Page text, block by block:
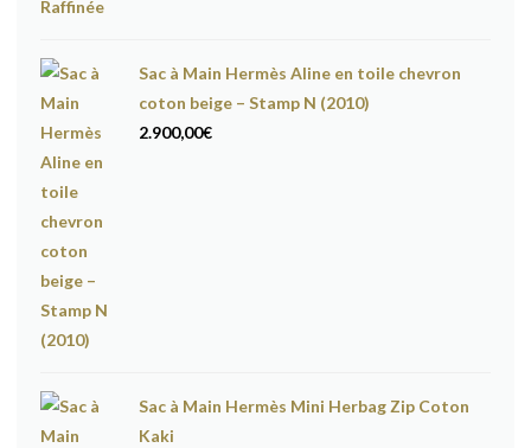
Sac à Main Hermès Aline en toile chevron
coton beige – Stamp N (2010)
2.900,00€
Sac à Main Hermès Mini Herbag Zip Coton
Kaki